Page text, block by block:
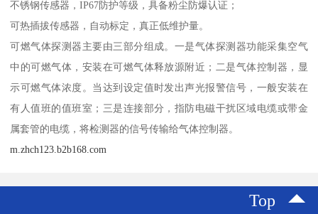
不锈钢传感器，IP67防护等级，具备粉尘防爆认证；
可热插拔传感器，自动标定，真正低维护量。
可燃气体探测器主要由三部分组成。一是气体探测器功能采集空气
中的可燃气体，安装在可燃气体释放源附近；二是气体控制器，显
示可燃气体浓度。当达到设定值时发出声光报警信号，一般安装在
有人值班的值班室；三是连接部分，指防电磁干扰区域电缆或带金
属套管的电缆，将检测器的信号传输给气体控制器。
m.zhch123.b2b168.com
Top